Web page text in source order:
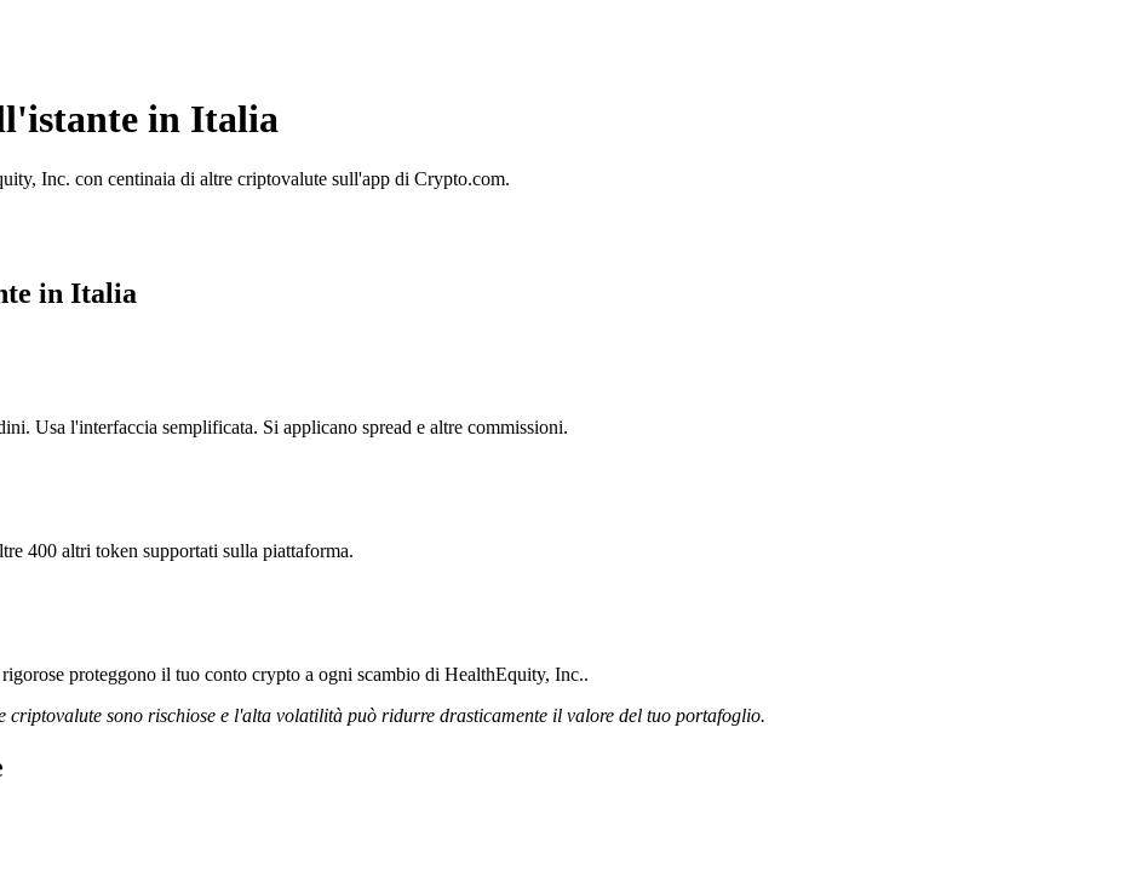
in Italia
Inc. con centinaia di altre criptovalute sull'app di Crypto.com.
in Italia
Usa l'interfaccia semplificata. Si applicano spread e altre commissioni.
400 altri token supportati sulla piattaforma.
proteggono il tuo conto crypto a ogni scambio di HealthEquity, Inc..
criptovalute sono rischiose e l'alta volatilità può ridurre drasticamente il valore del tuo portafoglio.